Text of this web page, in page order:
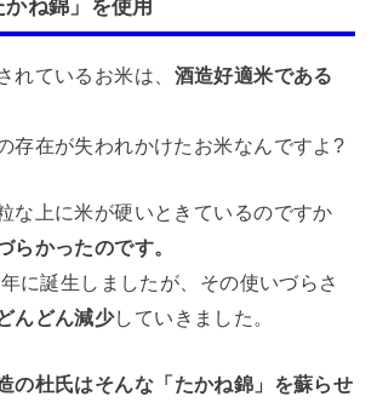
ね錦」を使用
れているお米は、 酒造好適米である
存在が失われかけたお米なんですよ?
な上に米が硬いときているのですか
らかったのです。
に誕生しましたが、その使いづらさ
んどん減少していきました。
の杜氏はそんな「たかね錦」を蘇らせ